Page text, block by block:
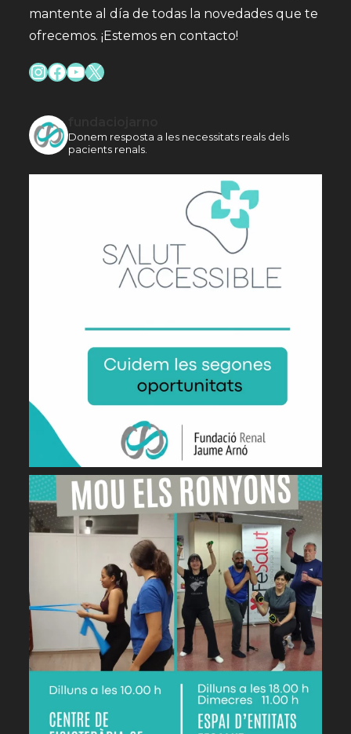
mantente al día de todas la novedades que te
ofrecemos. ¡Estemos en contacto!
Instagram
Facebook
YouTube
X
Donem resposta a les necessitats reals dels
pacients renals.